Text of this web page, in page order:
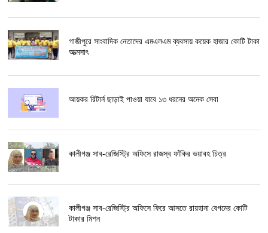
গাজীপুরে সাংবাদিক নেতাদের এমএলএম ব্যবসায় কয়েক হাজার কোটি টাকা
আত্মসাৎ
আয়কর রিটার্ন ছাড়াই পাওয়া যাবে ১৩ ধরনের অনেক সেবা
কালীগঞ্জ সাব-রেজিস্ট্রি অফিসে রাজস্ব ফাঁকির ভয়াবহ চিত্র
কালীগঞ্জ সাব-রেজিস্ট্রি অফিসে ফিরে আসতে রায়হানা বেগমের কোটি
টাকার মিশন